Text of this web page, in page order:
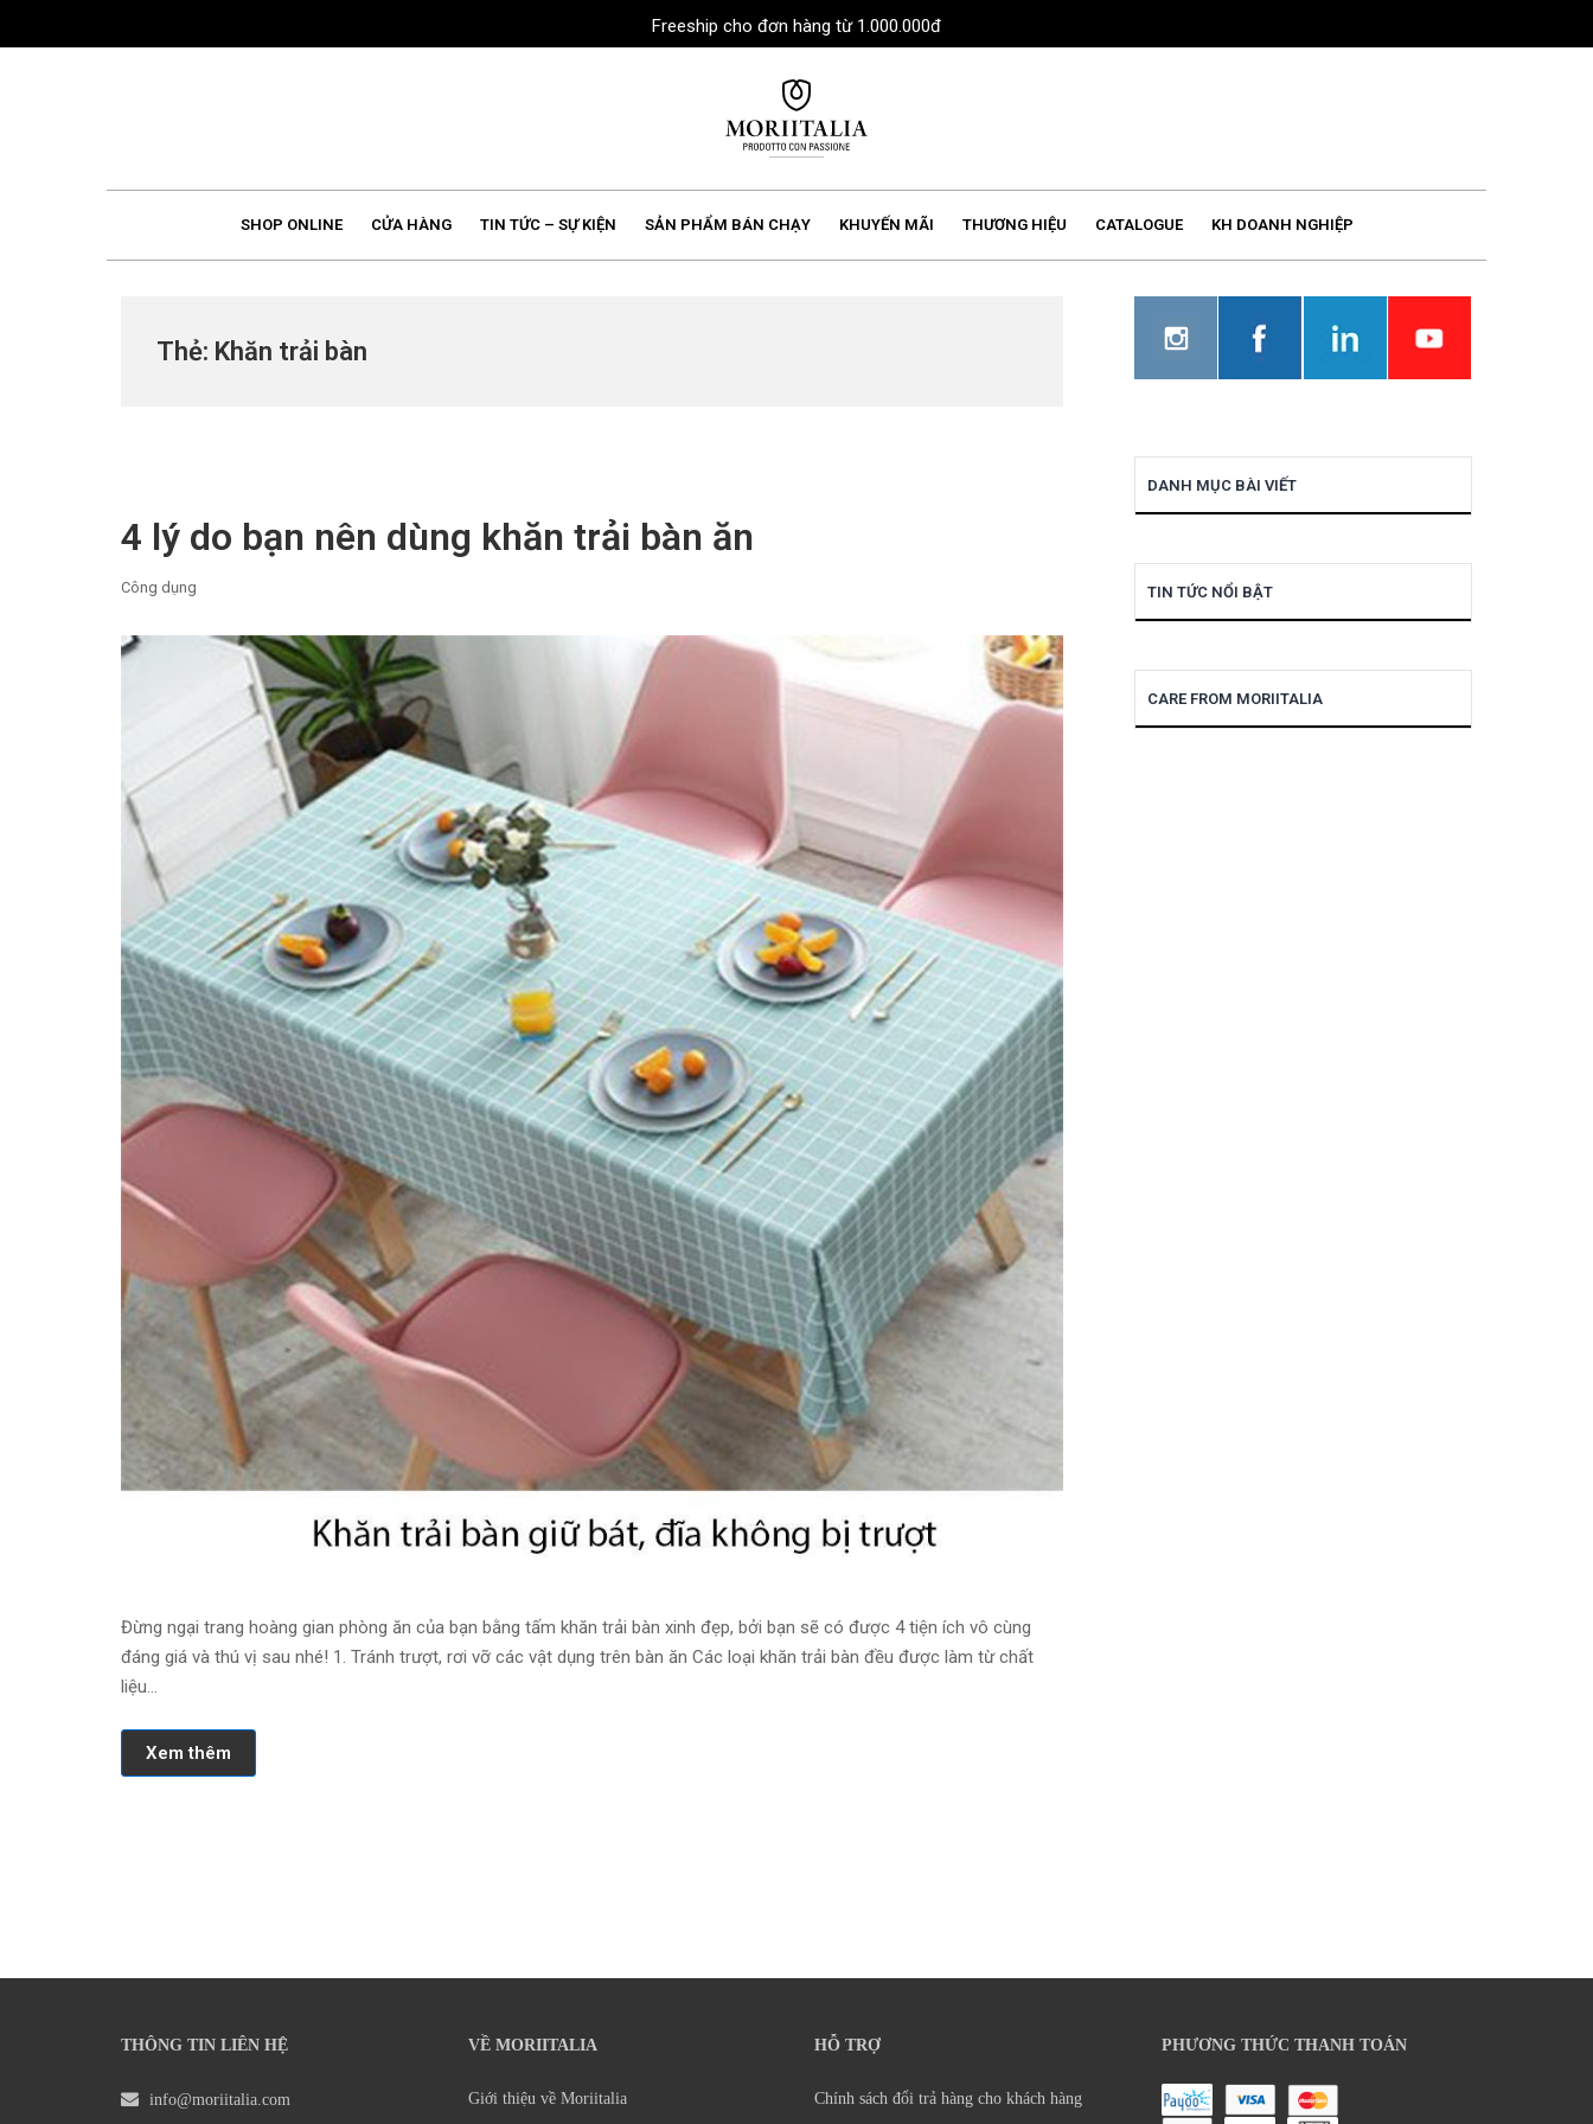
to
Freeship cho đơn hàng từ 1.000.000đ
SHOP ONLINE CỬA HÀNG TIN TỨC – SỰ KIỆN SẢN PHẨM BÁN CHẠY KHUYẾN MÃI THƯƠNG HIỆU CATALOGUE KH DOANH NGHIỆP
Thẻ: Khăn trải bàn
4 lý do bạn nên dùng khăn trải bàn ăn
Công dụng
Đừng ngại trang hoàng gian phòng ăn của bạn bằng tấm khăn trải bàn xinh đẹp, bởi bạn sẽ có được 4 tiện ích vô cùng
đáng giá và thú vị sau nhé! 1. Tránh trượt, rơi vỡ các vật dụng trên bàn ăn Các loại khăn trải bàn đều được làm từ chất
liệu…
Xem thêm
DANH MỤC BÀI VIẾT
TIN TỨC NỔI BẬT
CARE FROM MORIITALIA
THÔNG TIN LIÊN HỆ
info@moriitalia.com
VỀ MORIITALIA
Giới thiệu về Moriitalia
HỖ TRỢ
Chính sách đổi trả hàng cho khách hàng
PHƯƠNG THỨC THANH TOÁN